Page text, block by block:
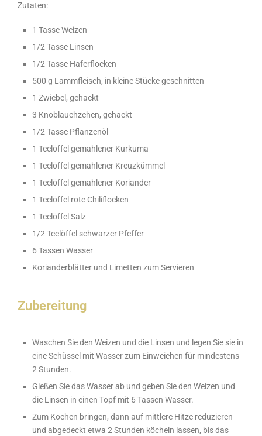
Zutaten:
1 Tasse Weizen
1/2 Tasse Linsen
1/2 Tasse Haferflocken
500 g Lammfleisch, in kleine Stücke geschnitten
1 Zwiebel, gehackt
3 Knoblauchzehen, gehackt
1/2 Tasse Pflanzenöl
1 Teelöffel gemahlener Kurkuma
1 Teelöffel gemahlener Kreuzkümmel
1 Teelöffel gemahlener Koriander
1 Teelöffel rote Chiliflocken
1 Teelöffel Salz
1/2 Teelöffel schwarzer Pfeffer
6 Tassen Wasser
Korianderblätter und Limetten zum Servieren
Zubereitung
Waschen Sie den Weizen und die Linsen und legen Sie sie in
eine Schüssel mit Wasser zum Einweichen für mindestens
2 Stunden.
Gießen Sie das Wasser ab und geben Sie den Weizen und
die Linsen in einen Topf mit 6 Tassen Wasser.
Zum Kochen bringen, dann auf mittlere Hitze reduzieren
und abgedeckt etwa 2 Stunden köcheln lassen, bis das